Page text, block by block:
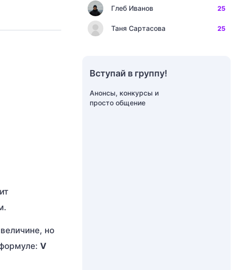
но
V
Глеб Иванов 25
Таня Сартасова 25
Вступай в группу!
Анонсы, конкурсы и
просто общение